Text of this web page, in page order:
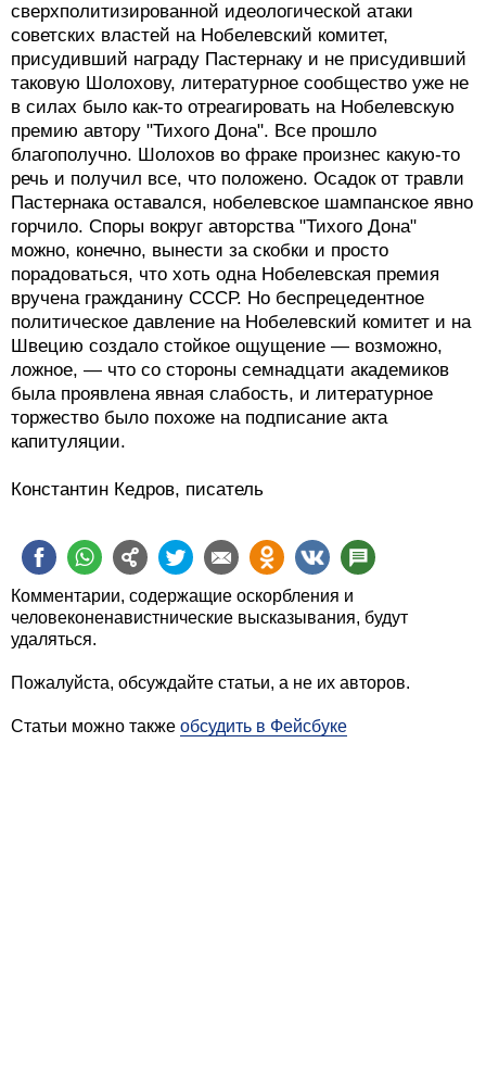
сверхполитизированной идеологической атаки
советских властей на Нобелевский комитет,
присудивший награду Пастернаку и не присудивший
таковую Шолохову, литературное сообщество уже не
в силах было как-то отреагировать на Нобелевскую
премию автору "Тихого Дона". Все прошло
благополучно. Шолохов во фраке произнес какую-то
речь и получил все, что положено. Осадок от травли
Пастернака оставался, нобелевское шампанское явно
горчило. Споры вокруг авторства "Тихого Дона"
можно, конечно, вынести за скобки и просто
порадоваться, что хоть одна Нобелевская премия
вручена гражданину СССР. Но беспрецедентное
политическое давление на Нобелевский комитет и на
Швецию создало стойкое ощущение — возможно,
ложное, — что со стороны семнадцати академиков
была проявлена явная слабость, и литературное
торжество было похоже на подписание акта
капитуляции.
Константин Кедров, писатель